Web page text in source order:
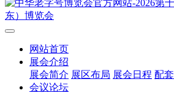
网站首页
展会介绍
展会简介 展区布局 展会日程 配
会议论坛